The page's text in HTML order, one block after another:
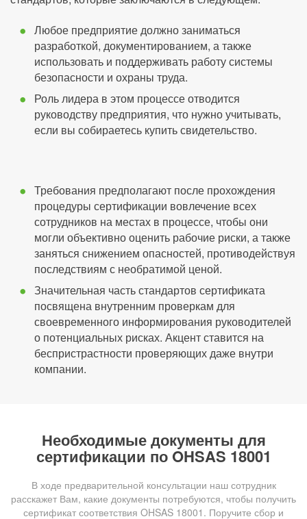
Любое предприятие должно заниматься
разработкой, документированием, а также
использовать и поддерживать работу системы
безопасности и охраны труда.
Роль лидера в этом процессе отводится
руководству предприятия, что нужно учитывать,
если вы собираетесь купить свидетельство.
Требования предполагают после прохождения
процедуры сертификации вовлечение всех
сотрудников на местах в процессе, чтобы они
могли объективно оценить рабочие риски, а также
заняться снижением опасностей, противодействуя
последствиям с необратимой ценой.
Значительная часть стандартов сертификата
посвящена внутренним проверкам для
своевременного информирования руководителей
о потенциальных рисках. Акцент ставится на
беспристрастности проверяющих даже внутри
компании.
Необходимые документы для
сертификации по OHSAS 18001
В ходе предварительной консультации наш сотрудник
расскажет Вам, какие документы потребуются, чтобы получить
сертификат соответствия OHSAS 18001. Поручите сбор и